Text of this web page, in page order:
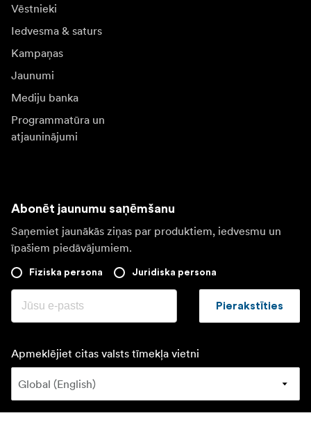
Vēstnieki
Iedvesma & saturs
Kampaņas
Jaunumi
Mediju banka
Programmatūra un
atjauninājumi
Abonēt jaunumu saņēmšanu
Saņemiet jaunākās ziņas par produktiem, iedvesmu un
īpašiem piedāvājumiem.
Fiziska persona Juridiska persona
Pierakstīties
Apmeklējiet citas valsts tīmekļa vietni